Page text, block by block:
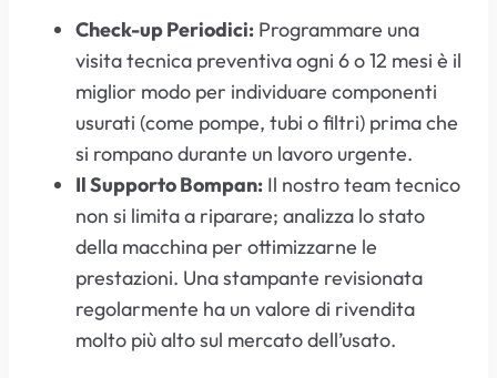
Check-up Periodici: Programmare una
visita tecnica preventiva ogni 6 o 12 mesi è il
miglior modo per individuare componenti
usurati (come pompe, tubi o filtri) prima che
si rompano durante un lavoro urgente.
Il Supporto Bompan: Il nostro team tecnico
non si limita a riparare; analizza lo stato
della macchina per ottimizzarne le
prestazioni. Una stampante revisionata
regolarmente ha un valore di rivendita
molto più alto sul mercato dell’usato.